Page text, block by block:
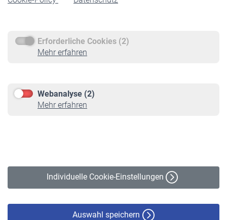
Erforderliche Cookies (2)
Mehr erfahren
Webanalyse (2)
Mehr erfahren
Individuelle Cookie-Einstellungen
Auswahl speichern
Service
Informationen
Online-Rechner
VBLnewsletter
Erklärung zur Barrierefreiheit